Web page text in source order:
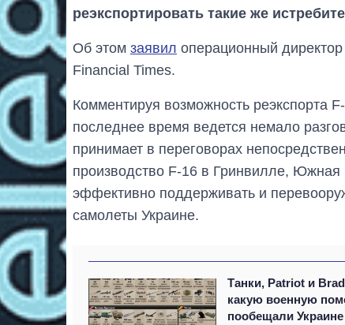
реэкспортировать такие же
Об этом заявил операционный
Financial Times.
Комментируя возможность реэкспорта
последнее время ведется немало
принимает в переговорах
производство F-16 в Гринвилле,
эффективно поддерживать и
самолеты Украине.
Танки, Patriot и
какую военную
пообещали Украине